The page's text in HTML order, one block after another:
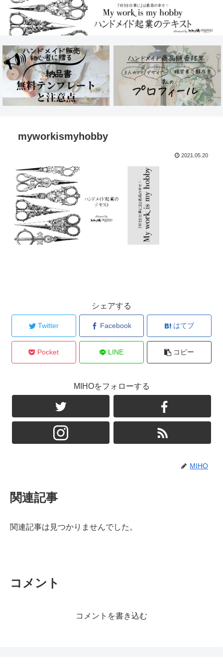
myworkismyhobby
2021.05.20
シェアする
Twitter Facebook はてブ
Pocket LINE コピー
MIHOをフォローする
MIHO
関連記事
関連記事は見つかりませんでした。
コメント
コメントを書き込む